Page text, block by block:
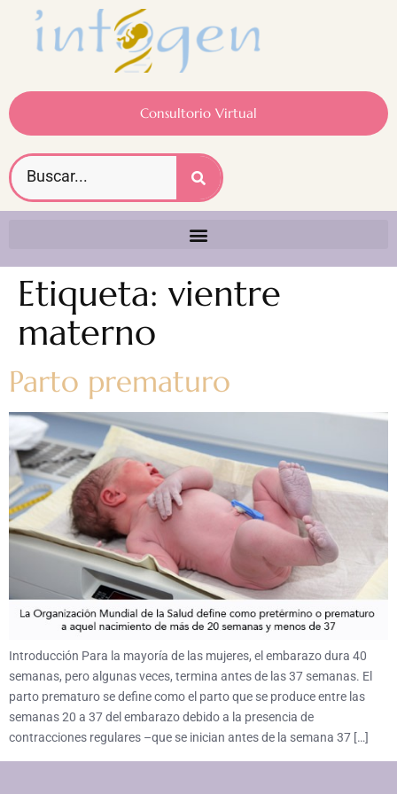
Consultorio Virtual
Etiqueta: vientre
materno
Parto prematuro
Introducción Para la mayoría de las mujeres, el embarazo dura 40
semanas, pero algunas veces, termina antes de las 37 semanas. El
parto prematuro se define como el parto que se produce entre las
semanas 20 a 37 del embarazo debido a la presencia de
contracciones regulares –que se inician antes de la semana 37 […]